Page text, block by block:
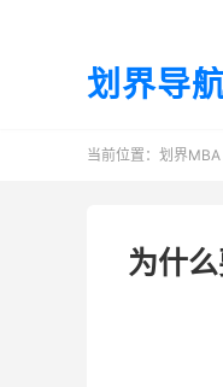
划界导
当前位置： 划界MBA
为什